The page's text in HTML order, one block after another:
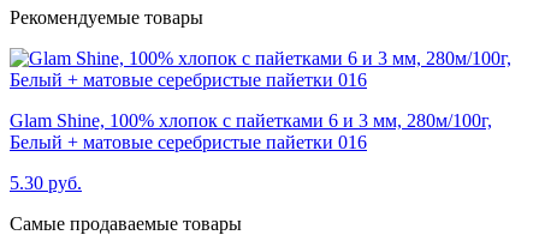
Рекомендуемые товары
Glam Shine, 100% хлопок с пайетками 6 и 3 мм, 280м/100г,
Белый + матовые серебристые пайетки 016
5.30 руб.
Самые продаваемые товары